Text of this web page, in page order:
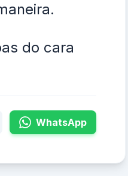
do cara
WhatsApp